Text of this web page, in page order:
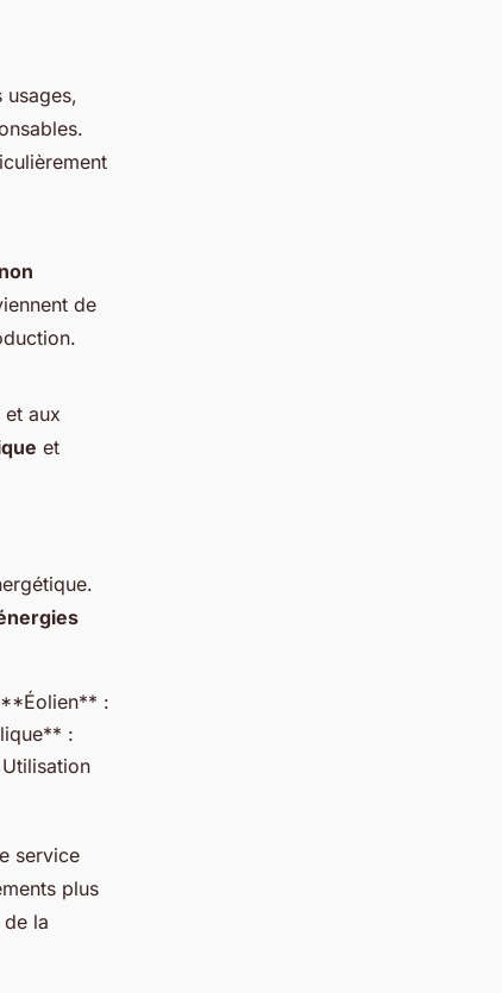
usages,
de
aux
et
:
:
service
plus
la